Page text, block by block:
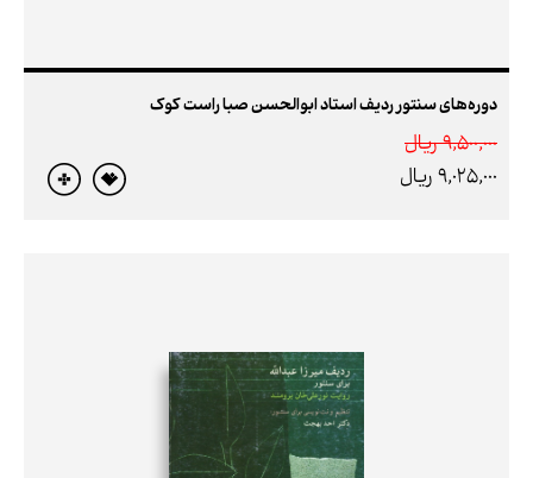
دوره‌های سنتور ردیف استاد ابوالحسن صبا راست کوک
9,500,000 ريال
9,025,000 ريال